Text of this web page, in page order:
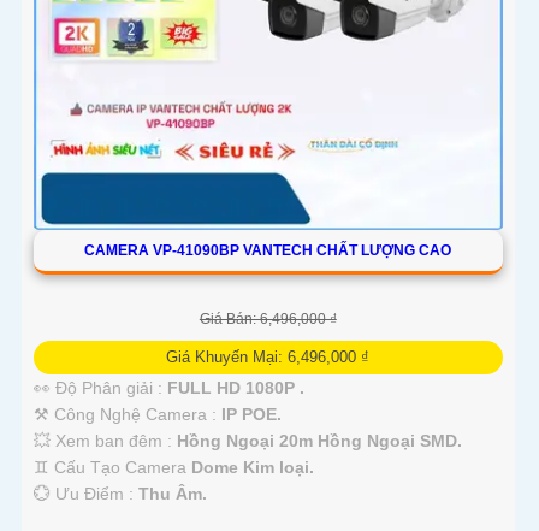
CAMERA VP-41090BP VANTECH CHẤT LƯỢNG CAO
Giá Bán: 6,496,000 ₫
Giá Khuyến Mại: 6,496,000 ₫
👀 Độ Phân giải : FULL HD 1080P .
⚒ Công Nghệ Camera : IP POE.
💥 Xem ban đêm : Hồng Ngoại 20m Hồng Ngoại SMD.
♊ Cấu Tạo Camera Dome Kim loại.
️💮 Ưu Điểm : Thu Âm.